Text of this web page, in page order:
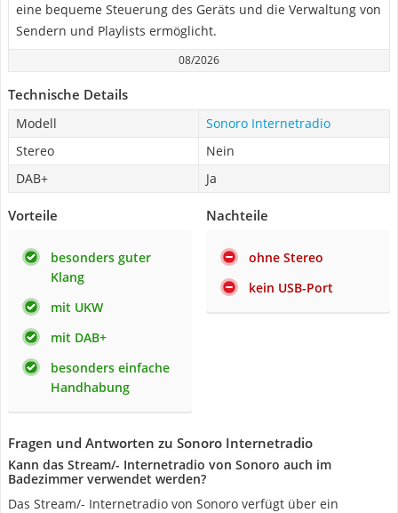
eine bequeme Steuerung des Geräts und die Verwaltung von
Sendern und Playlists ermöglicht.
08/2026
Technische Details
Modell
Sonoro Internetradio
Stereo
Nein
DAB+
Ja
Vorteile
besonders guter
Klang
mit UKW
mit DAB+
besonders einfache
Handhabung
Nachteile
ohne Stereo
kein USB-Port
Fragen und Antworten zu Sonoro Internetradio
Kann das Stream/- Internetradio von Sonoro auch im
Badezimmer verwendet werden?
Das Stream/- Internetradio von Sonoro verfügt über ein